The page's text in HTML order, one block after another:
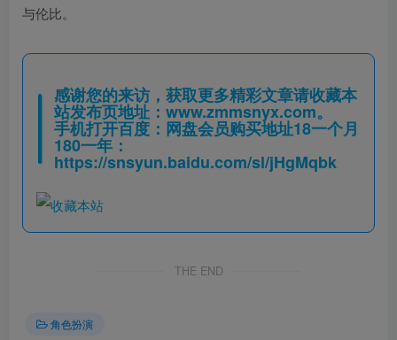
与伦比。
感谢您的来访，获取更多精彩文章请收藏本
站发布页地址： www.zmmsnyx.com。
手机打开百度：网盘会员购买地址18一个月
180一年：
https://snsyun.baidu.com/sl/jHgMqbk
THE END
角色扮演